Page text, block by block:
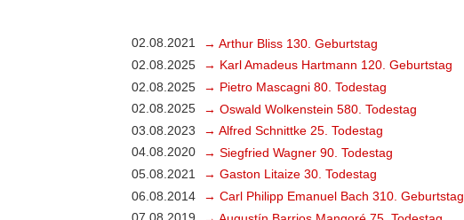
02.08.2021
→ Arthur Bliss 130. Geburtstag
02.08.2025
→ Karl Amadeus Hartmann 120. Geburtstag
02.08.2025
→ Pietro Mascagni 80. Todestag
02.08.2025
→ Oswald Wolkenstein 580. Todestag
03.08.2023
→ Alfred Schnittke 25. Todestag
04.08.2020
→ Siegfried Wagner 90. Todestag
05.08.2021
→ Gaston Litaize 30. Todestag
06.08.2014
→ Carl Philipp Emanuel Bach 310. Geburtstag